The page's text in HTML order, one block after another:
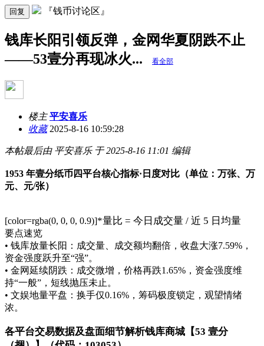
回复 『钱币讨论区』
钱库长阳引领反弹，金网华夏阴跌不止
——53壹分再现冰火...
看全部
楼主 平安喜乐
收藏2025-8-16 10:59:28
本帖最后由 平安喜乐 于 2025-8-16 11:01 编辑
1953 年壹分纸币四平台核心指标·日度对比（单位：万张、万
元、元/张）
[color=rgba(0, 0, 0, 0.9)]*量比 = 今日成交量 / 近 5 日均量
要点速览
• 钱库放量长阳：成交量、成交额均翻倍，收盘大涨7.59%，
资金强度跃升至“强”。
• 金网延续阴跌：成交微增，价格再跌1.65%，资金强度维
持“一般”，短线抛压未止。
• 文娱地量平盘：换手仅0.16%，筹码极度锁定，观望情绪
浓。
各平台交易数据及盘面细节解析钱库商城【53 壹分